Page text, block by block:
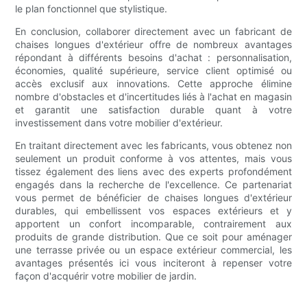
le plan fonctionnel que stylistique.
En conclusion, collaborer directement avec un fabricant de
chaises longues d'extérieur offre de nombreux avantages
répondant à différents besoins d'achat : personnalisation,
économies, qualité supérieure, service client optimisé ou
accès exclusif aux innovations. Cette approche élimine
nombre d'obstacles et d'incertitudes liés à l'achat en magasin
et garantit une satisfaction durable quant à votre
investissement dans votre mobilier d'extérieur.
En traitant directement avec les fabricants, vous obtenez non
seulement un produit conforme à vos attentes, mais vous
tissez également des liens avec des experts profondément
engagés dans la recherche de l'excellence. Ce partenariat
vous permet de bénéficier de chaises longues d'extérieur
durables, qui embellissent vos espaces extérieurs et y
apportent un confort incomparable, contrairement aux
produits de grande distribution. Que ce soit pour aménager
une terrasse privée ou un espace extérieur commercial, les
avantages présentés ici vous inciteront à repenser votre
façon d'acquérir votre mobilier de jardin.